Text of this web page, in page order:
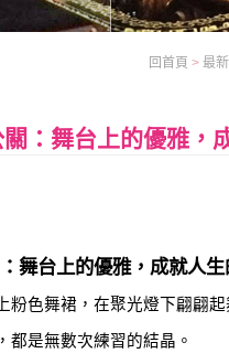
回首頁 > 最
：舞台上的優雅，
舞台上的優雅，成就人
粉色舞裙，在聚光燈下翩翩起
都是無數次練習的結晶。